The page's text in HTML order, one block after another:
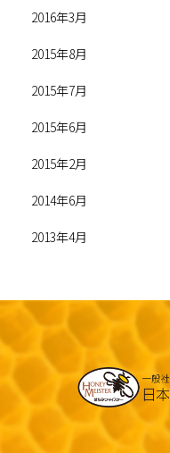
2016年3月
2015年8月
2015年7月
2015年6月
2015年2月
2014年6月
2013年4月